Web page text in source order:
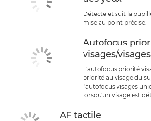
Détecte et suit la
mise au point précise.
Autofocus
visages/
L'autofocus priorité
priorité au visage du
l'autofocus visages
lorsqu'un visage est
AF tactile